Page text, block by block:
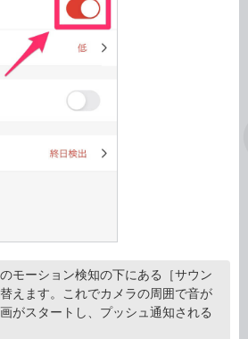
モーション検知の下にある［サウン
えます。これでカメラの周囲で音が
がスタートし、プッシュ通知される